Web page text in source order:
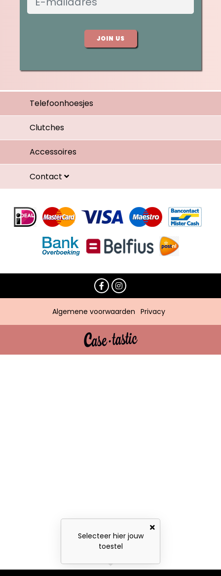
JOIN US
Telefoonhoesjes
Clutches
Accessoires
Contact
Algemene voorwaarden Privacy
Selecteer hier jouw
toestel